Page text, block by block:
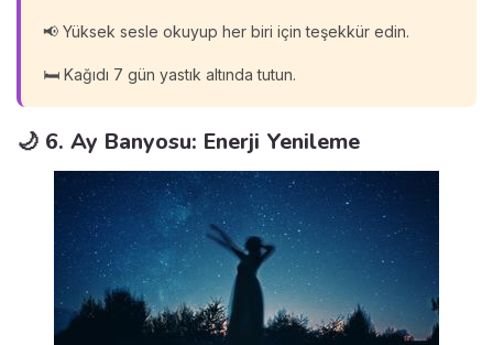
📢 Yüksek sesle okuyup her biri için teşekkür edin.
🛏️ Kağıdı 7 gün yastık altında tutun.
🌙 6. Ay Banyosu: Enerji Yenileme